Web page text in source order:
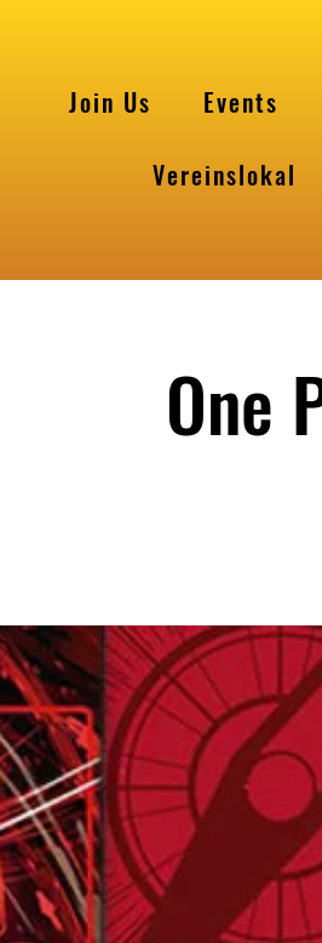
Join Us Events
Vereinslokal
One